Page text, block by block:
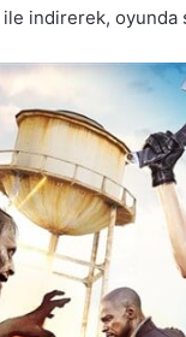
ile indirerek, oyunda